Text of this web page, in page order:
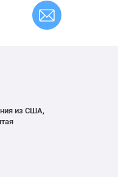
из США,